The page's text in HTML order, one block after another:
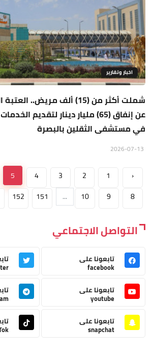
اخبار وتقارير
شملت أكثر من (15) ألف
عن إنفاق (65) مليار دينار لتقديم
في مستشفى الثقلين بالبصرة
‹
1
2
3
4
5
8
9
10
...
151
152
التواصل الاجتماعي
تابعونا على
facebook
تابعونا على
youtube
تابعونا على
snapchat